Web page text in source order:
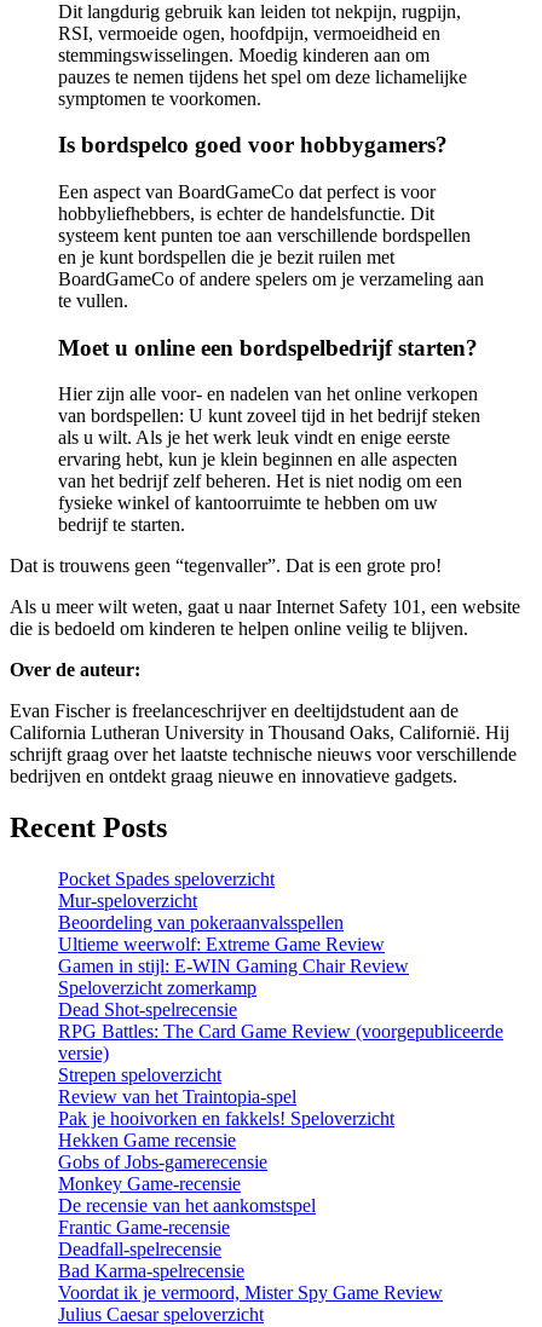
Dit langdurig gebruik kan leiden tot nekpijn, rugpijn,
RSI, vermoeide ogen, hoofdpijn, vermoeidheid en
stemmingswisselingen. Moedig kinderen aan om
pauzes te nemen tijdens het spel om deze lichamelijke
symptomen te voorkomen.
Is bordspelco goed voor hobbygamers?
Een aspect van BoardGameCo dat perfect is voor
hobbyliefhebbers, is echter de handelsfunctie. Dit
systeem kent punten toe aan verschillende bordspellen
en je kunt bordspellen die je bezit ruilen met
BoardGameCo of andere spelers om je verzameling aan
te vullen.
Moet u online een bordspelbedrijf starten?
Hier zijn alle voor- en nadelen van het online verkopen
van bordspellen: U kunt zoveel tijd in het bedrijf steken
als u wilt. Als je het werk leuk vindt en enige eerste
ervaring hebt, kun je klein beginnen en alle aspecten
van het bedrijf zelf beheren. Het is niet nodig om een ​​
fysieke winkel of kantoorruimte te hebben om uw
bedrijf te starten.
Dat is trouwens geen “tegenvaller”. Dat is een grote pro!
Als u meer wilt weten, gaat u naar Internet Safety 101, een website
die is bedoeld om kinderen te helpen online veilig te blijven.
Over de auteur:
Evan Fischer is freelanceschrijver en deeltijdstudent aan de
California Lutheran University in Thousand Oaks, Californië. Hij
schrijft graag over het laatste technische nieuws voor verschillende
bedrijven en ontdekt graag nieuwe en innovatieve gadgets.
Recent Posts
Pocket Spades speloverzicht
Mur-speloverzicht
Beoordeling van pokeraanvalsspellen
Ultieme weerwolf: Extreme Game Review
Gamen in stijl: E-WIN Gaming Chair Review
Speloverzicht zomerkamp
Dead Shot-spelrecensie
RPG Battles: The Card Game Review (voorgepubliceerde
versie)
Strepen speloverzicht
Review van het Traintopia-spel
Pak je hooivorken en fakkels! Speloverzicht
Hekken Game recensie
Gobs of Jobs-gamerecensie
Monkey Game-recensie
De recensie van het aankomstspel
Frantic Game-recensie
Deadfall-spelrecensie
Bad Karma-spelrecensie
Voordat ik je vermoord, Mister Spy Game Review
Julius Caesar speloverzicht